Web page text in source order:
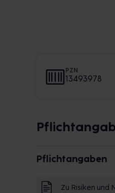
PZN
13493978
Pflichtangaben
Zu Risiken und